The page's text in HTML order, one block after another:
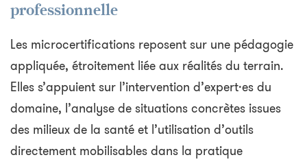
professionnelle
Les microcertifications reposent sur une pédagogie
appliquée, étroitement liée aux réalités du terrain.
Elles s’appuient sur l’intervention d’expert·es du
domaine, l’analyse de situations concrètes issues
des milieux de la santé et l’utilisation d’outils
directement mobilisables dans la pratique